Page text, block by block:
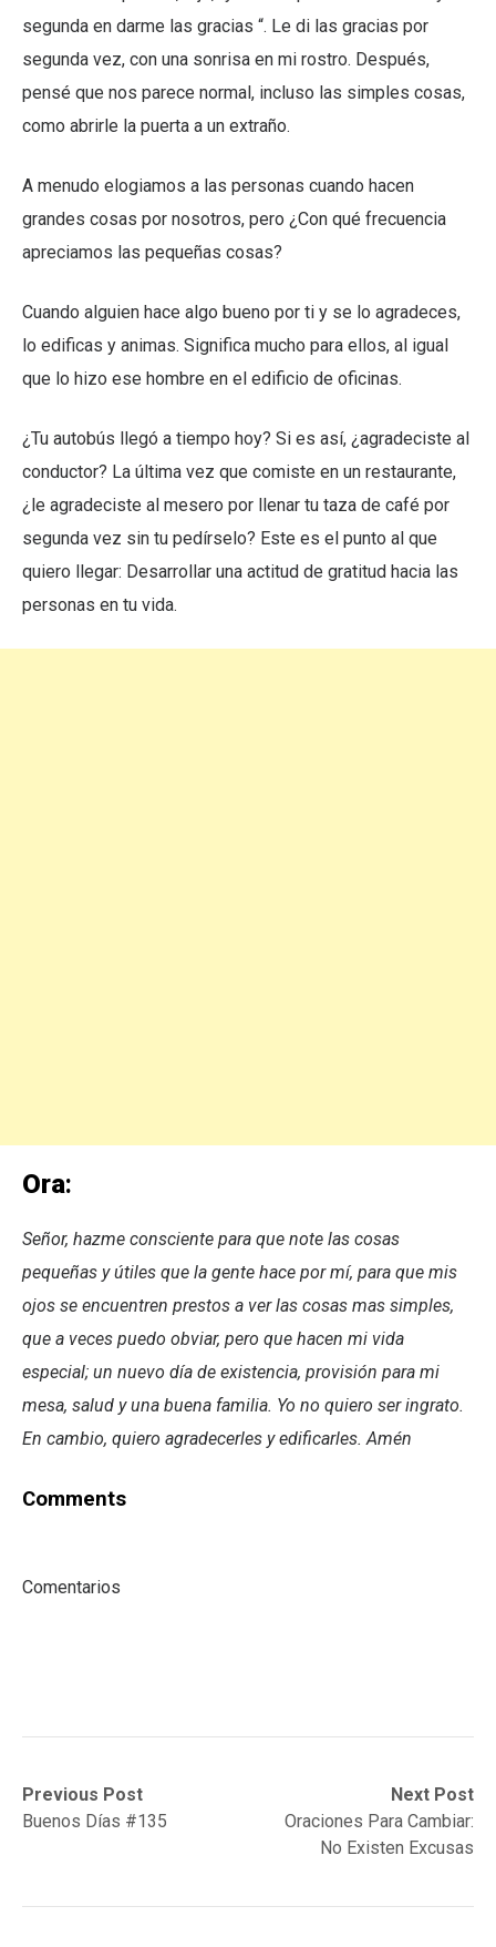
segunda en darme las gracias “. Le di las gracias por
segunda vez, con una sonrisa en mi rostro. Después,
pensé que nos parece normal, incluso las simples cosas,
como abrirle la puerta a un extraño.
A menudo elogiamos a las personas cuando hacen
grandes cosas por nosotros, pero ¿Con qué frecuencia
apreciamos las pequeñas cosas?
Cuando alguien hace algo bueno por ti y se lo agradeces,
lo edificas y animas. Significa mucho para ellos, al igual
que lo hizo ese hombre en el edificio de oficinas.
¿Tu autobús llegó a tiempo hoy? Si es así, ¿agradeciste al
conductor? La última vez que comiste en un restaurante,
¿le agradeciste al mesero por llenar tu taza de café por
segunda vez sin tu pedírselo? Este es el punto al que
quiero llegar: Desarrollar una actitud de gratitud hacia las
personas en tu vida.
Ora:
Señor, hazme consciente para que note las cosas
pequeñas y útiles que la gente hace por mí, para que mis
ojos se encuentren prestos a ver las cosas mas simples,
que a veces puedo obviar, pero que hacen mi vida
especial; un nuevo día de existencia, provisión para mi
mesa, salud y una buena familia. Yo no quiero ser ingrato.
En cambio, quiero agradecerles y edificarles. Amén
Comments
Comentarios
Post
navigation
Previous Post
Previous
post:Buenos Días #135
Next Post
Next
post:
Oraciones Para Cambiar:
No Existen Excusas